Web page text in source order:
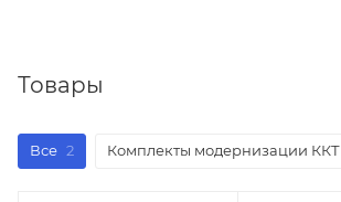
Товары
Все 2 Комплекты модернизации ККТ